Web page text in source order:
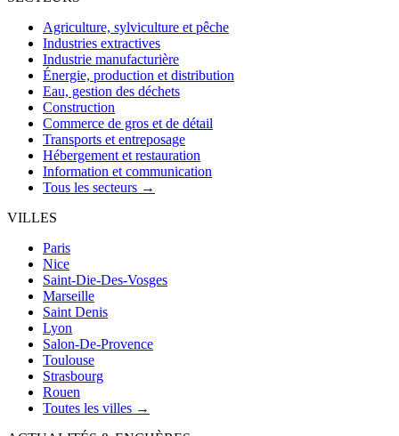
Agriculture, sylviculture et pêche
Industries extractives
Industrie manufacturière
Énergie, production et distribution
Eau, gestion des déchets
Construction
Commerce de gros et de détail
Transports et entreposage
Hébergement et restauration
Information et communication
Tous les secteurs →
VILLES
Paris
Nice
Saint-Die-Des-Vosges
Marseille
Saint Denis
Lyon
Salon-De-Provence
Toulouse
Strasbourg
Rouen
Toutes les villes →